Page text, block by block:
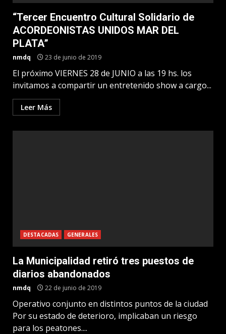
“Tercer Encuentro Cultural Solidario de
ACORDEONISTAS UNIDOS MAR DEL
PLATA”
nmdq 23 de junio de 2019
El próximo VIERNES 28 de JUNIO a las 19 hs. los
invitamos a compartir un entretenido show a cargo...
Leer Más
DESTACADAS GENERALES
La Municipalidad retiró tres puestos de
diarios abandonados
nmdq 22 de junio de 2019
Operativo conjunto en distintos puntos de la ciudad
Por su estado de deterioro, implicaban un riesgo
para los peatones....